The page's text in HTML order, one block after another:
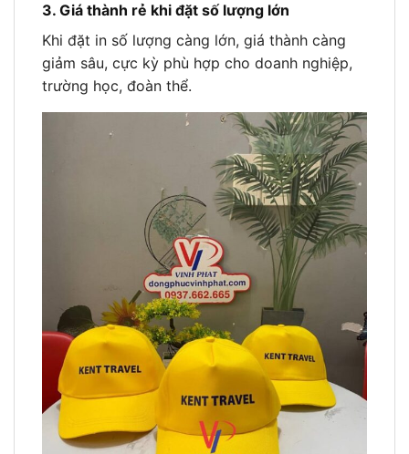
3. Giá thành rẻ khi đặt số lượng lớn
Khi đặt in số lượng càng lớn, giá thành càng
giảm sâu, cực kỳ phù hợp cho doanh nghiệp,
trường học, đoàn thể.